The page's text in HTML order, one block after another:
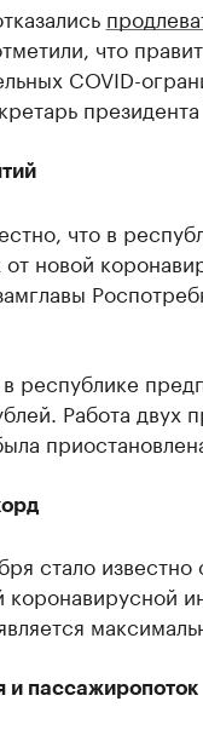
что
COVID-
что в
новой
республике
Работа двух
стало
коронавирусной
и пассажиропоток